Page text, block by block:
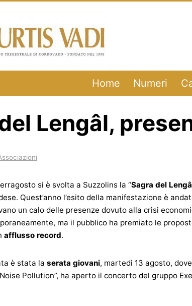
Home Numeri
Lengâl,
si è svolta a Suzzolins la “Sagra del
Quest’anno l’esito della manifestazione è
un calo delle presenze dovuto alla crisi
ma il pubblico ha premiato le
afflusso record.
è stata la serata giovani, martedi 13 agosto,
Pollution”, ha aperto il concerto del gruppo